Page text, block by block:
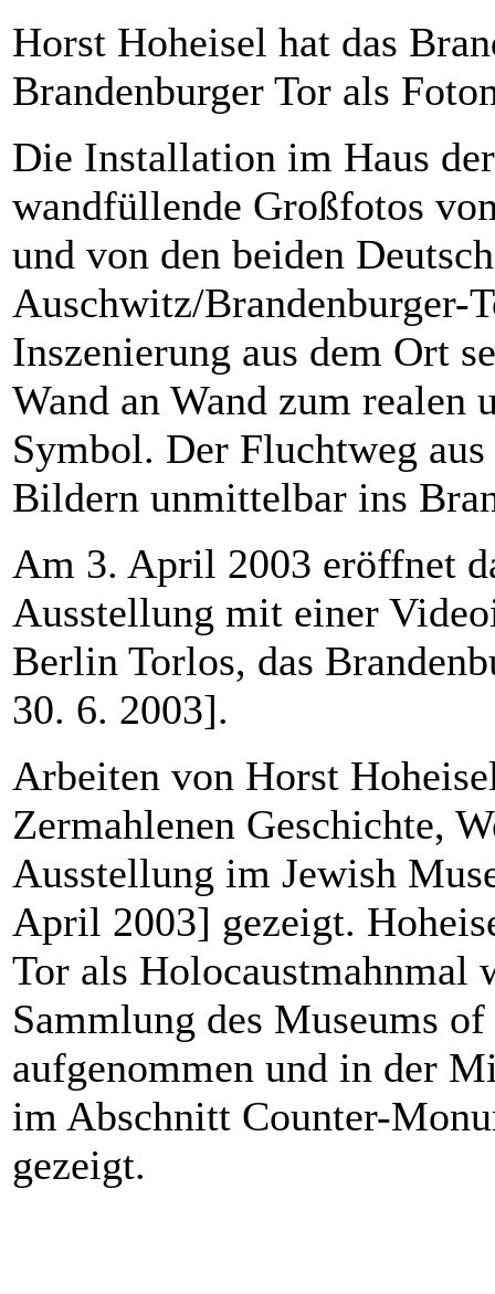
Horst Hoheisel hat das
Brandenburger Tor als
Die Installation im Haus
wandfüllende Großfotos
und von den beiden
Auschwitz/Brandenburger-
Inszenierung aus dem Ort
Wand an Wand zum realen
Symbol. Der Fluchtweg
Bildern unmittelbar ins
Am 3. April 2003 eröffnet
Ausstellung mit einer
Berlin Torlos, das
30. 6. 2003].
Arbeiten von Horst
Zermahlenen Geschichte,
Ausstellung im Jewish
April 2003] gezeigt.
Tor als Holocaustmahnmal
Sammlung des Museums
aufgenommen und in der
im Abschnitt Counter-
gezeigt.